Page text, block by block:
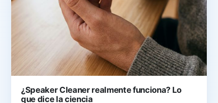
¿Speaker Cleaner realmente funciona? Lo
que dice la ciencia